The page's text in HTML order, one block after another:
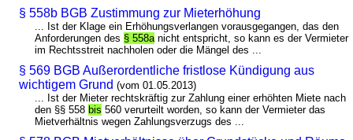
§ 558b BGB Zustimmung zur Mieterhöhung
... Ist der Klage ein Erhöhungsverlangen vorausgegangen, das den
Anforderungen des § 558anicht entspricht, so kann es der Vermieter
im Rechtsstreit nachholen oder die Mängel des ...
§ 569 BGB Außerordentliche fristlose Kündigung aus
wichtigem Grund (vom 01.05.2013)
... Ist der Mieter rechtskräftig zur Zahlung einer erhöhten Miete nach
den §§ 558 bis 560 verurteilt worden, so kann der Vermieter das
Mietverhältnis wegen Zahlungsverzugs des ...